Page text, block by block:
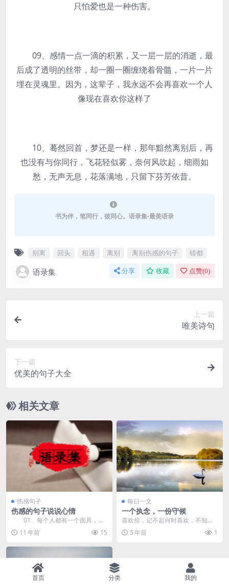
只怕爱也是一种伤害。
09、感情一点一滴的积累，又一层一层的消逝，最
后成了透明的丝带，却一圈一圈缠绕着骨髓，一片一片
埋在灵魂里。因为，这辈子，我永远不会再喜欢一个人
像现在喜欢你这样了
10、蓦然回首，梦还是一样，那年黯然离别后，再
也没有与你同行，飞花轻似雾，奈何风吹起，细雨如
愁，无声无息，花落满地，只留下芬芳依昔。
书为伴，笔同行，彼同心。语录集-最美语录
别离 回头 相遇 离别 离别伤感的句子 错都
语录集 分享 收藏 点赞(0)
上一篇
唯美诗句
下一篇
优美的句子大全
相关文章
伤感句子
伤感的句子说说心情
01、每个人都有一个面具，伪
装只是为了掩饰哀伤！ 02、
有...11 年前 15
每日一文
一个执念，一份守候
喜欢你，记不起何时喜欢，不知道
怎么喜欢，只感觉已经很久很久。
久到...5 年前 1
首页 分类 我的